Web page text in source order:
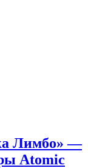
Лимбо» —
Atomic